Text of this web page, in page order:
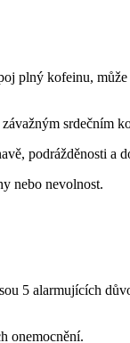
plný kofeinu,
srdečním
podrážděnosti a
nebo nevolnost.
5 alarmujících
onemocnění.